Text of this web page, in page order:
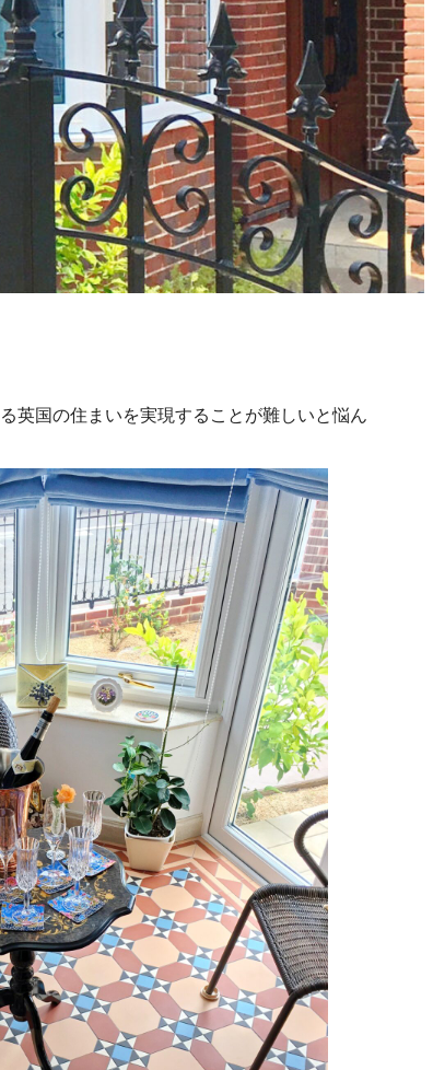
英国の住まいを実現することが難しいと悩ん